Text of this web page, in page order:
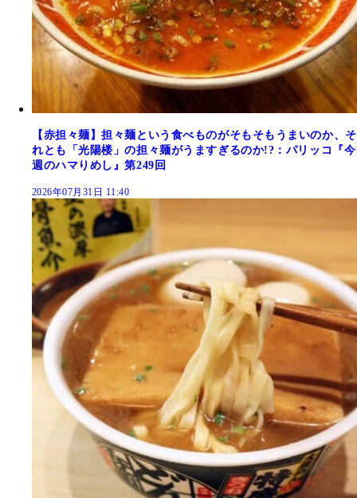
【赤担々麺】担々麺という食べものがそもそもうまいのか、そ
れとも「光陽楼」の担々麺がうますぎるのか!?：パリッコ『今
週のハマりめし』第249回
2026年07月31日 11:40